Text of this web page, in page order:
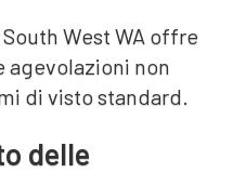
West WA offre
agevolazioni non
di visto standard.
delle